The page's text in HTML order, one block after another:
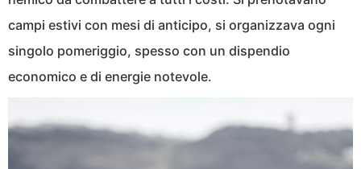
campi estivi con mesi di anticipo, si organizzava ogni
singolo pomeriggio, spesso con un dispendio
economico e di energie notevole.